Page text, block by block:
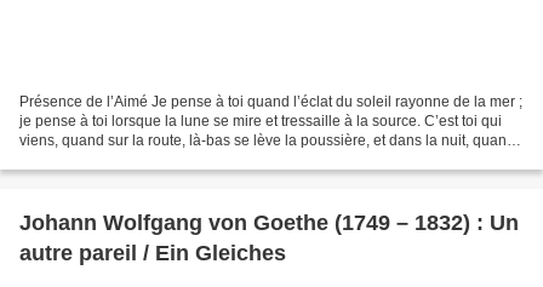
Présence de l’Aimé Je pense à toi quand l’éclat du soleil rayonne de la mer ;
je pense à toi lorsque la lune se mire et tressaille à la source. C’est toi qui
viens, quand sur la route, là-bas se lève la poussière, et dans la nuit, quand
Johann Wolfgang von Goethe (1749 – 1832) : Un
autre pareil / Ein Gleiches